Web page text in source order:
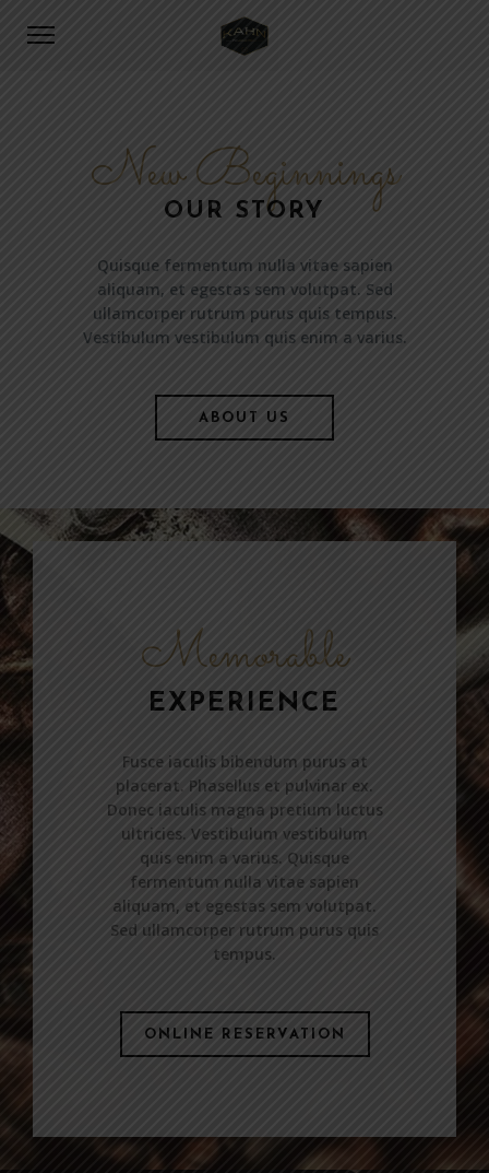
[rev_slider alias="kenburns_fullwidth"]
New Beginnings
OUR STORY
Quisque fermentum nulla vitae sapien
aliquam, et egestas sem volutpat. Sed
ullamcorper rutrum purus quis tempus.
Vestibulum vestibulum quis enim a varius.
ABOUT US
Memorable
EXPERIENCE
Fusce iaculis bibendum purus at
placerat. Phasellus et pulvinar ex.
Donec iaculis magna pretium luctus
ultricies. Vestibulum vestibulum
quis enim a varius. Quisque
fermentum nulla vitae sapien
aliquam, et egestas sem volutpat.
Sed ullamcorper rutrum purus quis
tempus.
ONLINE RESERVATION